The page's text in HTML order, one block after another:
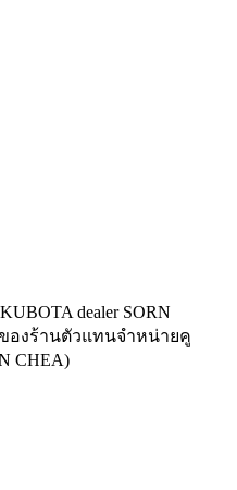
dealer SORN
องร้านตัวแทนจำหน่ายคู
CHEA)